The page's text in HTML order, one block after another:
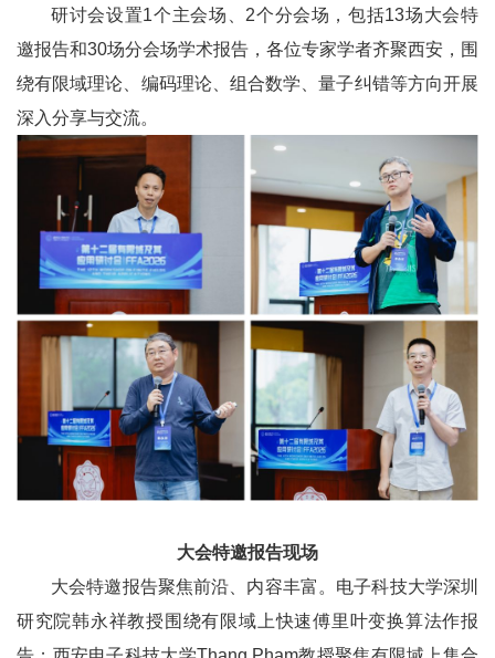
研讨会设置1个主会场、2个分会场，包括13场大会特
邀报告和30场分会场学术报告，各位专家学者齐聚西安，围
绕有限域理论、编码理论、组合数学、量子纠错等方向开展
深入分享与交流。
大会特邀报告现场
大会特邀报告聚焦前沿、内容丰富。电子科技大学深圳
研究院韩永祥教授围绕有限域上快速傅里叶变换算法作报